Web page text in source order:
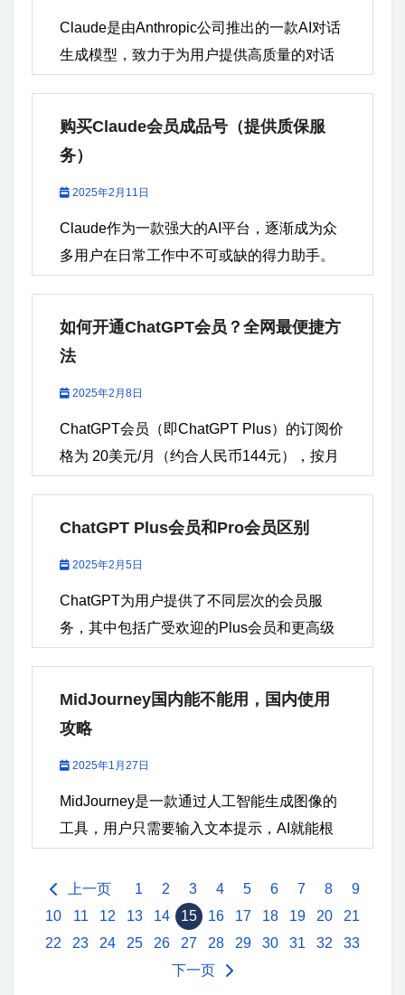
台：AI技术的集大成者 Poe人工智能平台
（Platform...
Claude是由Anthropic公司推出的一款AI对话
生成模型，致力于为用户提供高质量的对话
究和工作沟通的首选工具。Claude平台支持
多种功能，如自动生成文本、编程辅助、知
识问答等，吸引了广泛的用户群体。 然而，
随着用户数量的增加，也有一些用户遇到
Claude账号被封的问题。这不仅给个人用户
带来了困扰，也影响了他们对Claude平台的
信任和使用体验。那么，是什么原因导致
Claude账号被封呢？本文将详细分析这些原
因，并给出相应的解决方案。 一、Claude封
帮助你在使用过程中避免被封号的风险。以
下是一些常见的Claude封号原因： 违反平台
内容、进行恶意攻击、散布垃圾信息或进行
号进行封禁。 过度请求接口如果用户在短时
间内频繁发起请求，特别是大量的API调用，
Claude平台可能会认为此行为是滥用，导致
账号被临时或永久封禁。 使用非法工具或插
过平台的限制，这违反了Claude平台的使用
条款。如果平台发现这种行为，账号很可能
会被封禁。 账号共享或滥用如果一个账号被
告或不当营销），平台也可能会采取封号措
施。 恶意行为若用户通过Claude生成内容进
平台会依据相关规定对其账号进行封禁。
二、Claude平台什么操作会导致封号？ 除了
违反平台的使用协议外，还有一些日常操作
可能导致Claude账号被封禁。以下是几种常
购买Claude会员成品号（提供质保服
务）
2025年2月11日
Claude作为一款强大的AI平台，逐渐成为众
多用户在日常工作中不可或缺的得力助手。
助用户提升效率。 一、Claude平台介绍
Claude是由Anthropic公司推出的一款AI平
台，致力于为用户提供自然语言处理
包含多个不同类型的版本，适用于各种任务
和需求。无论是解决复杂的推理问题，还是
进行日常的数据处理，Claude都能高效地完
成。 Claude平台的优势： 多模型选择：
台提供的各个版本模型在速度、稳定性和智
能化方面都具有极高的水平。 智能对话体
级推理和情感理解，是自然语言处理技术中
的佼佼者。 广泛的应用场景：Claude平台适
分析等多个领域，几乎覆盖了所有AI技术的
使用场景。 二、Claude会员权益 购买
Claude会员后，用户可以享受一系列专属权
益。Claude会员为用户提供了多样的功能和
服务，确保用户能够充分利用平台的强大功
能。 Claude会员的主要权益包括： 使用高级
模型：Claude会员用户能够使用平台上最先
进的模型，包括Claude...
如何开通ChatGPT会员？全网最便捷方
法
2025年2月8日
ChatGPT会员（即ChatGPT Plus）的订阅价
格为 20美元/月（约合人民币144元），按月
的税费。相较于免费版，会员服务提供更强
大的GPT-4模型、无限制对话次数及更快的
响应速度，性价比极高。 一、ChatGPT会员
权益：为什么值得升级？ 开通ChatGPT会员
后，用户可享受以下核心权益： 优先使用
可优先访问GPT-4，语言生成能力更强，逻
辑推理更精准，尤其适合编程、翻译、学术
限次使用，高峰期无需排队，响应速度提升
50%以上。 高级功能特权： DALL-E图片无
文件与网页分析：支持上传多份文档或链
接，快速提取关键信息。 自定义GPT机器
人：会员可创建专属AI助手，满足个性化需
求。 sora文生视频功能：sora模型只对
ChatGPT Plus会员和Pro会员区别
2025年2月5日
ChatGPT为用户提供了不同层次的会员服
务，其中包括广受欢迎的Plus会员和更高级
豫到底该选择哪种会员，这篇文章将详细介
绍ChatGPT的Plus会员和Pro会员区别，帮助
你做出最合适的决策。 对比维度 ChatGPT...
MidJourney国内能不能用，国内使用
攻略
2025年1月27日
MidJourney是一款通过人工智能生成图像的
工具，用户只需要输入文本提示，AI就能根
作艺术作品、游戏设计、广告素材等，是图
像创作者和设计师的强大助手。MidJourney
的核心优势在于其强大的算法模型，使得生
成的图像不仅质量高，而且充满创意，能够
上一页 1 2 3 4 5 6 7 8
9
10
11 12 13 14 15 16 17 18 19 20
21
22
23 24 25 26 27 28 29 30 31 32
33
下一页